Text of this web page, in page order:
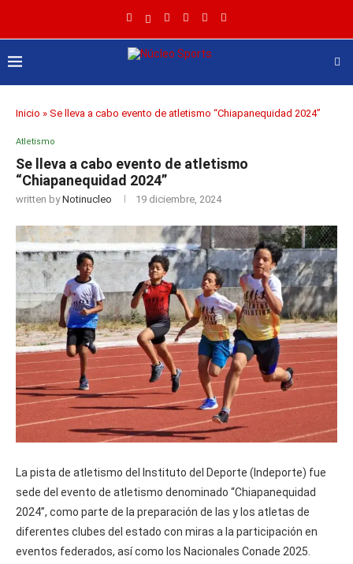
Inicio » Se lleva a cabo evento de atletismo “Chiapanequidad 2024”
Atletismo
Se lleva a cabo evento de atletismo
“Chiapanequidad 2024”
written byNotinucleo 19 diciembre, 2024
La pista de atletismo del Instituto del Deporte (Indeporte) fue
sede del evento de atletismo denominado “Chiapanequidad
2024”, como parte de la preparación de las y los atletas de
diferentes clubes del estado con miras a la participación en
eventos federados, así como los Nacionales Conade 2025.